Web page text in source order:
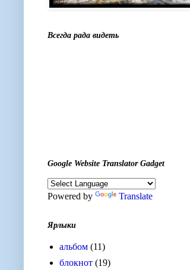
Всегда рада видеть
Google Website Translator Gadget
Powered by Translate
Ярлыки
альбом (11)
блокнот (19)